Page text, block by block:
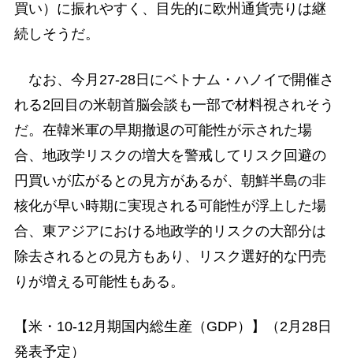
買い）に振れやすく、目先的に欧州通貨売りは継
続しそうだ。
なお、今月27-28日にベトナム・ハノイで開催さ
れる2回目の米朝首脳会談も一部で材料視されそう
だ。在韓米軍の早期撤退の可能性が示された場
合、地政学リスクの増大を警戒してリスク回避の
円買いが広がるとの見方があるが、朝鮮半島の非
核化が早い時期に実現される可能性が浮上した場
合、東アジアにおける地政学的リスクの大部分は
除去されるとの見方もあり、リスク選好的な円売
りが増える可能性もある。
【米・10-12月期国内総生産（GDP）】（2月28日
発表予定）